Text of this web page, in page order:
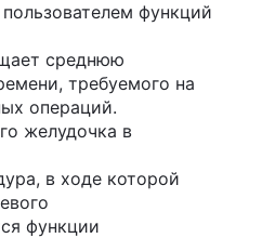
функций
среднюю
требуемого на
операций.
желудочка в
в ходе которой
функции